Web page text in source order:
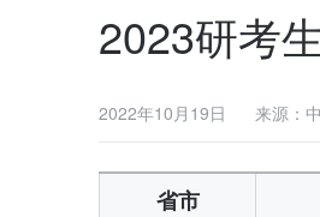
2023研考
2022年10月19日 来源：
省市